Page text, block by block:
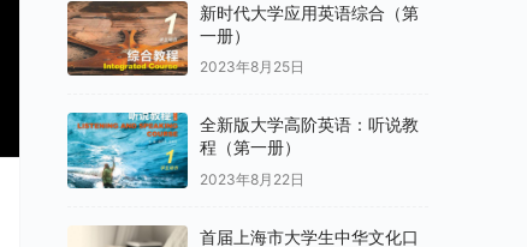
新时代大学应用英语综合（第
一册）
2023年8月25日
全新版大学高阶英语：听说教
程（第一册）
2023年8月22日
首届上海市大学生中华文化口